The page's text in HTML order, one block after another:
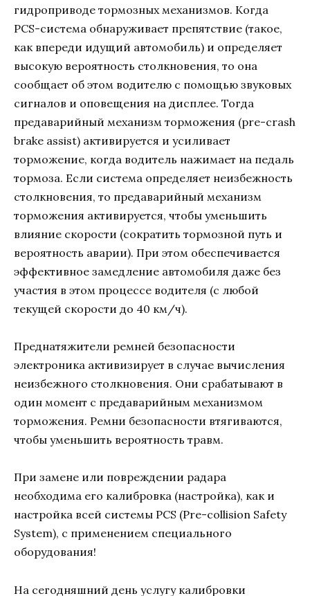
гидроприводе тормозных механизмов. Когда
PCS-система обнаруживает препятствие (такое,
как впереди идущий автомобиль) и определяет
высокую вероятность столкновения, то она
сообщает об этом водителю с помощью звуковых
сигналов и оповещения на дисплее. Тогда
предаварийный механизм торможения (pre-crash
brake assist) активируется и усиливает
торможение, когда водитель нажимает на педаль
тормоза. Если система определяет неизбежность
столкновения, то предаварийный механизм
торможения активируется, чтобы уменьшить
влияние скорости (сократить тормозной путь и
вероятность аварии). При этом обеспечивается
эффективное замедление автомобиля даже без
участия в этом процессе водителя (с любой
текущей скорости до 40 км/ч).
Преднатяжители ремней безопасности
электроника активизирует в случае вычисления
неизбежного столкновения. Они срабатывают в
один момент с предаварийным механизмом
торможения. Ремни безопасности втягиваются,
чтобы уменьшить вероятность травм.
При замене или повреждении радара
необходима его калибровка (настройка), как и
настройка всей системы PCS (Pre-collision Safety
System), с применением специального
оборудования!
На сегодняшний день услугу калибровки